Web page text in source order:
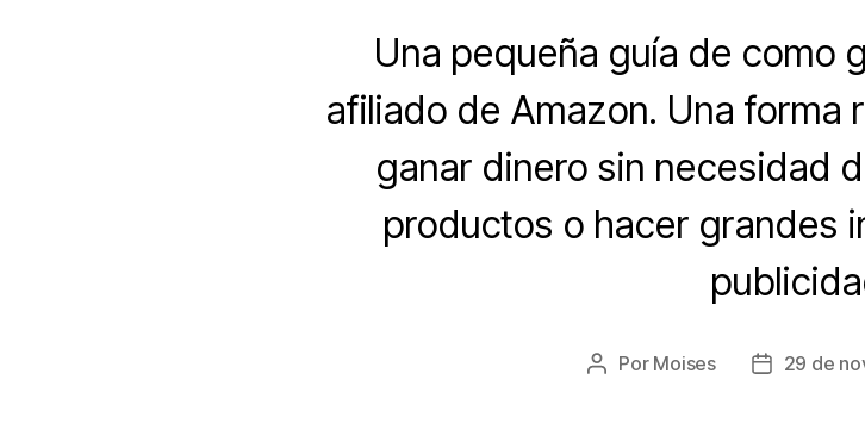
Una pequeña guía de como
afiliado de Amazon. Una forma
ganar dinero sin necesidad
productos o hacer grandes
Autor
Por Moises
Fecha29 de